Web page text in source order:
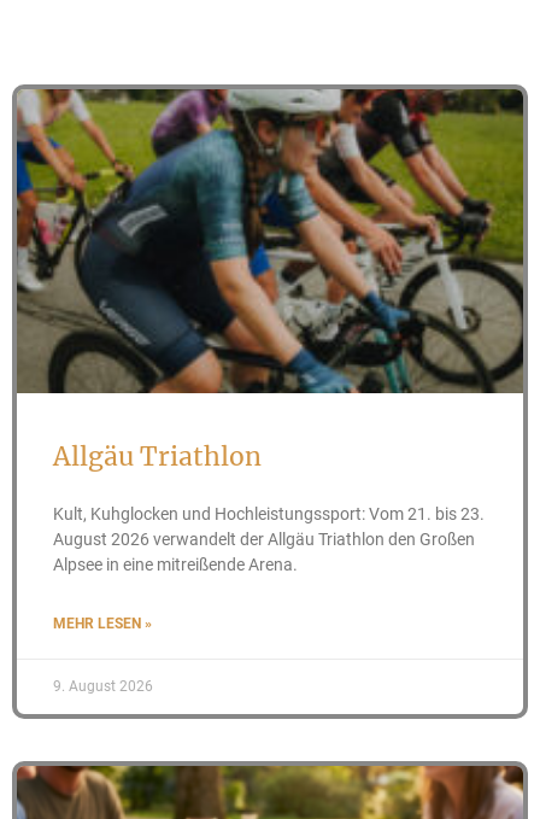
Allgäu Triathlon
Kult, Kuhglocken und Hochleistungssport: Vom 21. bis 23.
August 2026 verwandelt der Allgäu Triathlon den Großen
Alpsee in eine mitreißende Arena.
MEHR LESEN »
9. August 2026